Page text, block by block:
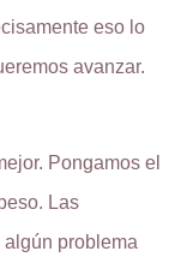
eso lo
avanzar.
Pongamos el
Las
problema